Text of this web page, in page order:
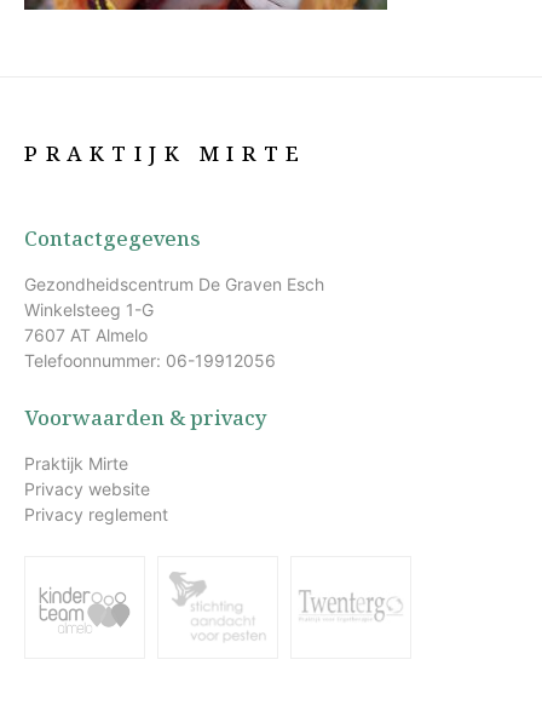
PRAKTIJK MIRTE
Contactgegevens
Gezondheidscentrum De Graven Esch
Winkelsteeg 1-G
7607 AT Almelo
Telefoonnummer: 06-19912056
Voorwaarden & privacy
Praktijk Mirte
Privacy website
Privacy reglement